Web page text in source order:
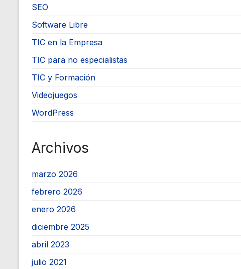
SEO
Software Libre
TIC en la Empresa
TIC para no especialistas
TIC y Formación
Videojuegos
WordPress
Archivos
marzo 2026
febrero 2026
enero 2026
diciembre 2025
abril 2023
julio 2021